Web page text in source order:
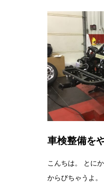
車検整備を
こんちは。 とに
からびちゃうよ